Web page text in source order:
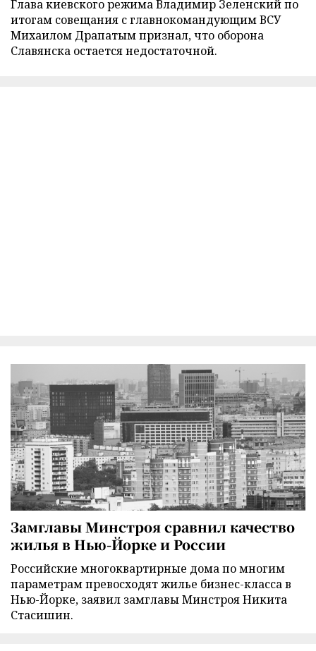
Глава киевского режима Владимир Зеленский по
итогам совещания с главнокомандующим ВСУ
Михаилом Драпатым признал, что оборона
Славянска остается недостаточной.
Замглавы Минстроя сравнил качество
жилья в Нью-Йорке и России
Российские многоквартирные дома по многим
параметрам превосходят жилье бизнес-класса в
Нью-Йорке, заявил замглавы Минстроя Никита
Стасишин.